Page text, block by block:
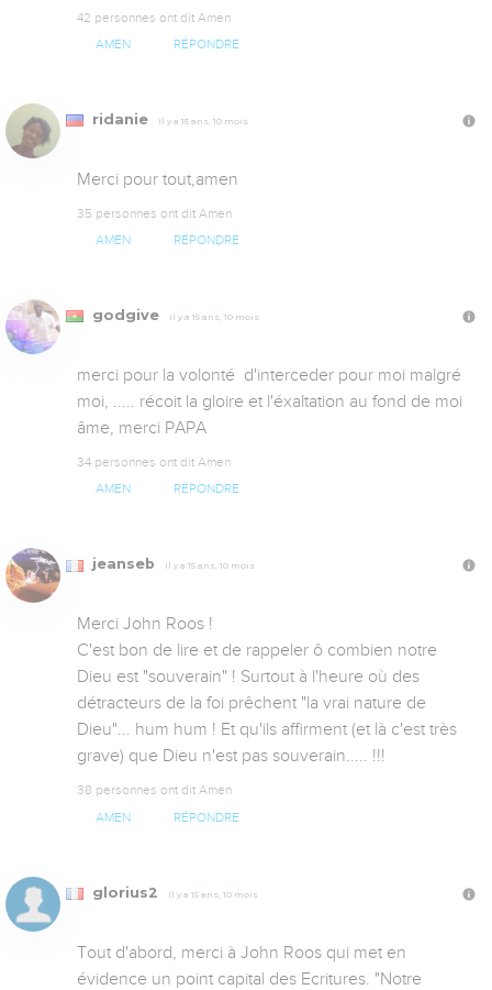
42 personnes ont dit Amen
AMEN RÉPONDRE
ridanie Il y a 15 ans, 10 mois
Merci pour tout,amen
35 personnes ont dit Amen
AMEN RÉPONDRE
godgive Il y a 15 ans, 10 mois
merci pour la volonté  d'interceder pour moi malgré
moi, ..... récoit la gloire et l'éxaltation au fond de moi
âme, merci PAPA
34 personnes ont dit Amen
AMEN RÉPONDRE
jeanseb Il y a 15 ans, 10 mois
Merci John Roos !
C'est bon de lire et de rappeler ô combien notre
Dieu est "souverain" ! Surtout à l'heure où des
détracteurs de la foi prêchent "la vrai nature de
Dieu"... hum hum ! Et qu'ils affirment (et là c'est très
grave) que Dieu n'est pas souverain..... !!!
38 personnes ont dit Amen
AMEN RÉPONDRE
glorius2 Il y a 15 ans, 10 mois
Tout d'abord, merci à John Roos qui met en
évidence un point capital des Ecritures. "Notre